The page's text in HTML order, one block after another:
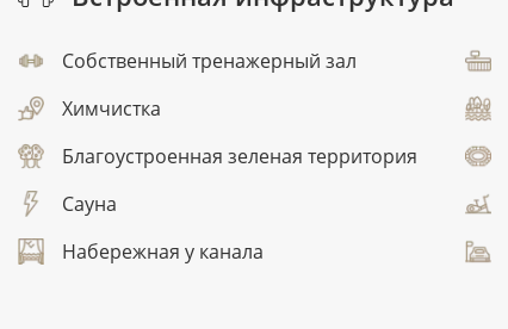
Собственный тренажерный зал
Химчистка
Благоустроенная зеленая территория
Сауна
Набережная у канала